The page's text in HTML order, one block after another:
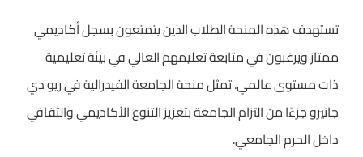
تستهدف هذه المنحة الطلاب الذين يتمتعون بسجل أكاديمي
ممتاز ويرغبون في متابعة تعليمهم العالي في بيئة تعليمية
ذات مستوى عالمي. تمثل منحة الجامعة الفيدرالية في ريو دي
جانيرو جزءًا من التزام الجامعة بتعزيز التنوع الأكاديمي والثقافي
داخل الحرم الجامعي.